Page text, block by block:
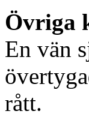
Övriga
En vän
rått.